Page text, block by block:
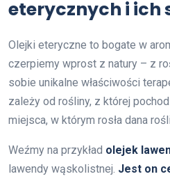
eterycznych i ich
Olejki eteryczne to bogate w
czerpiemy wprost z natury – z
sobie unikalne właściwości
zależy od rośliny, z której
miejsca, w którym rosła dana
Weźmy na przykład olejek
lawendy wąskolistnej. Jest on